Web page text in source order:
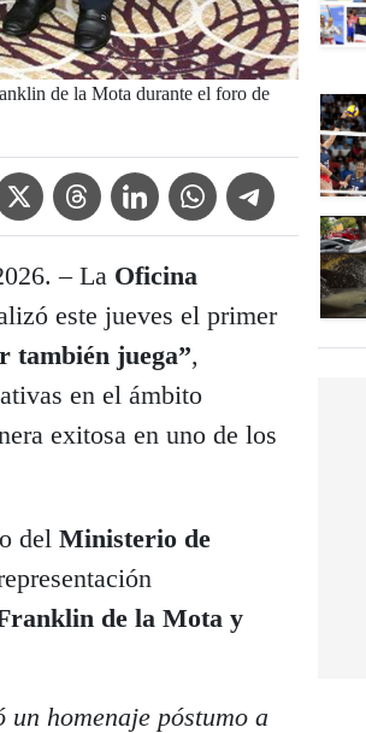
de la Mota durante el foro de
Icon Icon
Threads IconLinkedin IconWhatsApp IconTelegram Icon
– La Oficina
este jueves el primer
también juega”,
en el ámbito
exitosa en uno de los
del Ministerio de
de la Mota y
homenaje póstumo a